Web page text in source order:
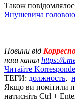
Також
Янушевича головою
Новини від
наш канал https://
Читайте
ТЕГИ: должность,
Якщо ви помітили
натисніть Ctrl +